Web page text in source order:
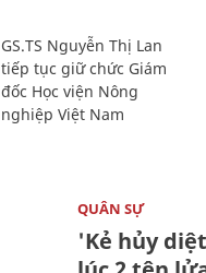
GS.TS Nguyễn Thị Lan
tiếp tục giữ chức Giám
đốc Học viện Nông
nghiệp Việt Nam
QUÂN SỰ
'Kẻ hủy